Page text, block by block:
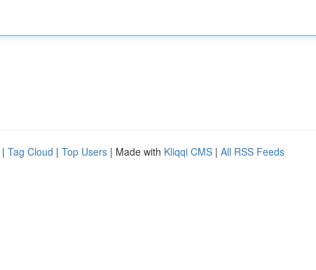
| Tag Cloud | Top Users | Made with Kliqqi CMS | All RSS Feeds